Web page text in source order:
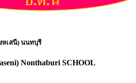
หเสนี) นนทบุรี
Nonthaburi SCHOOL